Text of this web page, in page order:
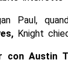
Paul,
Knight
con Austin